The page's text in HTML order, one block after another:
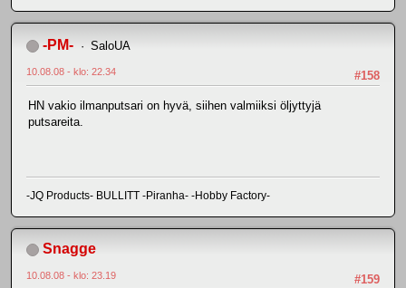
-PM- SaloUA
#158
10.08.08 - klo: 22.34
HN vakio ilmanputsari on hyvä, siihen valmiiksi öljyttyjä
putsareita.
-JQ Products- BULLITT -Piranha- -Hobby Factory-
Snagge
#159
10.08.08 - klo: 23.19